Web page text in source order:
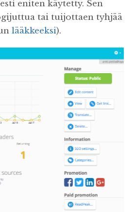
eniten käytetty. Sen
tai tuijottaen tyhjää
lääkkeeksi).